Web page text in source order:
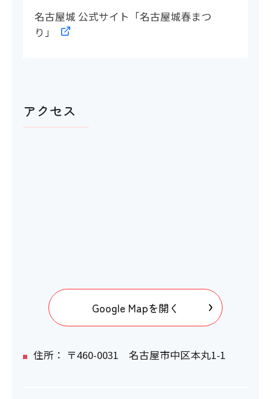
名古屋城 公式サイト「名古屋城春まつ
り」
アクセス
Google Mapを開く
住所： 〒460-0031 名古屋市中区本丸1-1